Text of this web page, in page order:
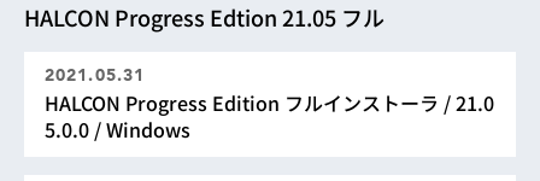
HALCON Progress Edtion 21.05 フル
2021.05.31
HALCON Progress Edition フルインストーラ / 21.0
5.0.0 / Windows